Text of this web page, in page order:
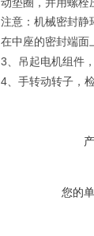
动垫圈，并用螺栓
注意：机械密封静
在中座的密封端面
3、吊起电机组件
4、手转动转子，
您的